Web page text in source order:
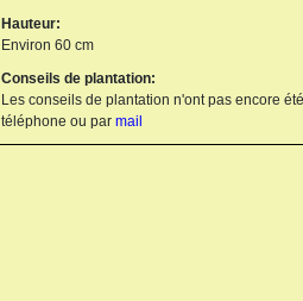
Hauteur:
Environ 60 cm
Conseils de plantation:
Les conseils de plantation n'ont pas encore
téléphone ou par mail